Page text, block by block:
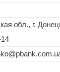
обл., г.